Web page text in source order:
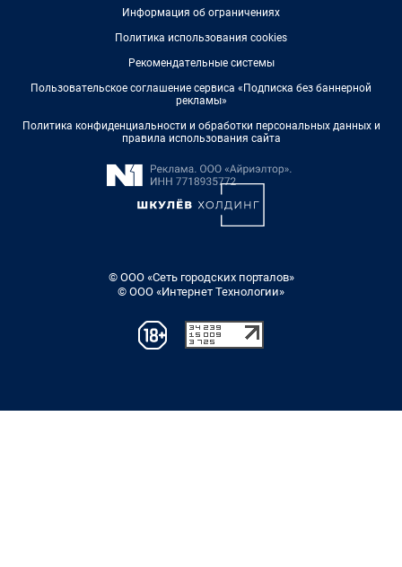
Информация об ограничениях
Политика использования cookies
Рекомендательные системы
Пользовательское соглашение сервиса «Подписка без баннерной
рекламы»
Политика конфиденциальности и обработки персональных данных и
правила использования сайта
© ООО «Сеть городских порталов»
© ООО «Интернет Технологии»